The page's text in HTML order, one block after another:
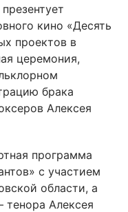
кино «Десять
проектов в
церемония,
брака
Алексея
программа
с участием
области, а
тенора Алексея